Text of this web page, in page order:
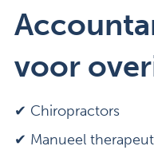
voor
✔ Chiropractors
✔ Manueel